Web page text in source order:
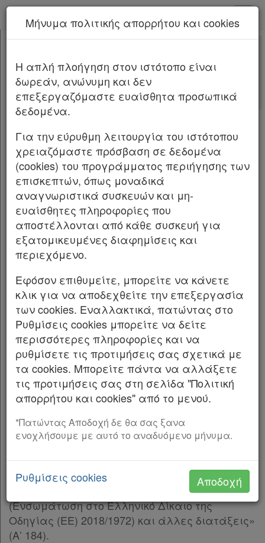
Κεφαλίδα
Σώμα
Υπογραφές
Νέα υπηρεσία Kodiko Assistant.Περισσότερα
Αριθμ.84476ΦΕΚ Δ 436/28.05.2026
Κήρυξη αναγκαστικής απαλλοτρίωσης
ακινήτων που απαιτούνται για την
κατασκευή του έργου: «Έργα Φράγματος
Πλατύ Νομού Ρεθύμνου με αγωγό
μεταφοράς προς Μεσσαρά Νομού
Ηρακλείου και αρδευτικά δίκτυα Νομού
Ρεθύμνου», στην Τ.Κ. Κλήματος, της Δ.Ε.
Τυμπακίου, του Δήμου Φαιστού, στην
Περιφερειακή Ενότητα Ηρακλείου (ΤΜΗΜΑ
Ζ’).
Η ΠΡΟΪΣΤΑΜΕΝΗ ΤΗΣ ΓΕΝΙΚΗΣ ΔΙΕΥΘΥΝΣΗΣ
ΠΡΟΔΙΑΓΡΑΦΩΝ, ΜΗΤΡΩΩΝ ΚΑΙ
ΑΠΑΛΛΟΤΡΙΩΣΕΩΝ ΤΟΥ ΥΠΟΥΡΓΕΙΟΥ
ΥΠΟΔΟΜΩΝ ΚΑΙ ΜΕΤΑΦΟΡΩΝ
Έχοντας υπόψη: 1. Τον Κώδικα Αναγκαστικών
Απαλλοτριώσεων Ακινήτων (ν. 2882/2001, Α’ 17)
και ιδίως το άρθρο 1 αυτού.
2. Το άρθρο 33 του ν.δ. 3881/1958 «Περί ‘Έργων
Εγγείων Βελτιώσεων» (Α’ 181).
3. Τον ν. 4727/2020 «Ψηφιακή Διακυβέρνηση
(Ενσωμάτωση στην Ελληνική Νομοθεσία της
Οδηγίας (ΕΕ) 2016/2102 και της Οδηγίας (ΕΕ)
2019/1024) Ηλεκτρονικές Επικοινωνίες
(Ενσωμάτωση στο Ελληνικό Δίκαιο της
Οδηγίας (ΕΕ) 2018/1972) και άλλες διατάξεις»
(Α’ 184).
Μήνυμα πολιτικής απορρήτου και cookies
H απλή πλοήγηση στον ιστότοπο είναι
δωρεάν, ανώνυμη και δεν
επεξεργαζόμαστε ευαίσθητα προσωπικά
δεδομένα.
Για την εύρυθμη λειτουργία του ιστότοπου
χρειαζόμαστε πρόσβαση σε δεδομένα
(cookies) του προγράμματος περιήγησης των
επισκεπτών, όπως μοναδικά
αναγνωριστικά συσκευών και μη-
ευαίσθητες πληροφορίες που
αποστέλλονται από κάθε συσκευή για
εξατομικευμένες διαφημίσεις και
περιεχόμενο.
Εφόσον επιθυμείτε, μπορείτε να κάνετε
κλικ για να αποδεχθείτε την επεξεργασία
των cookies. Εναλλακτικά, πατώντας στο
Ρυθμίσεις cookies μπορείτε να δείτε
περισσότερες πληροφορίες και να
ρυθμίσετε τις προτιμήσεις σας σχετικά με
τα cookies. Μπορείτε πάντα να αλλάξετε
τις προτιμήσεις σας στη σελίδα "Πολιτική
απορρήτου και cookies" από το μενού.
*Πατώντας Αποδοχή δε θα σας ξανα
ενοχλήσουμε με αυτό το αναδυόμενο μήνυμα.
Ρυθμίσεις cookies Αποδοχή